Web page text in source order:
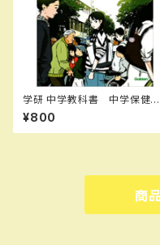
学研 中学教科書 中学保健体
育 ［教番：保体704］ 新品
ISBN：9784904811764 IS
BN-10：4904811763 SKU
¥800
商